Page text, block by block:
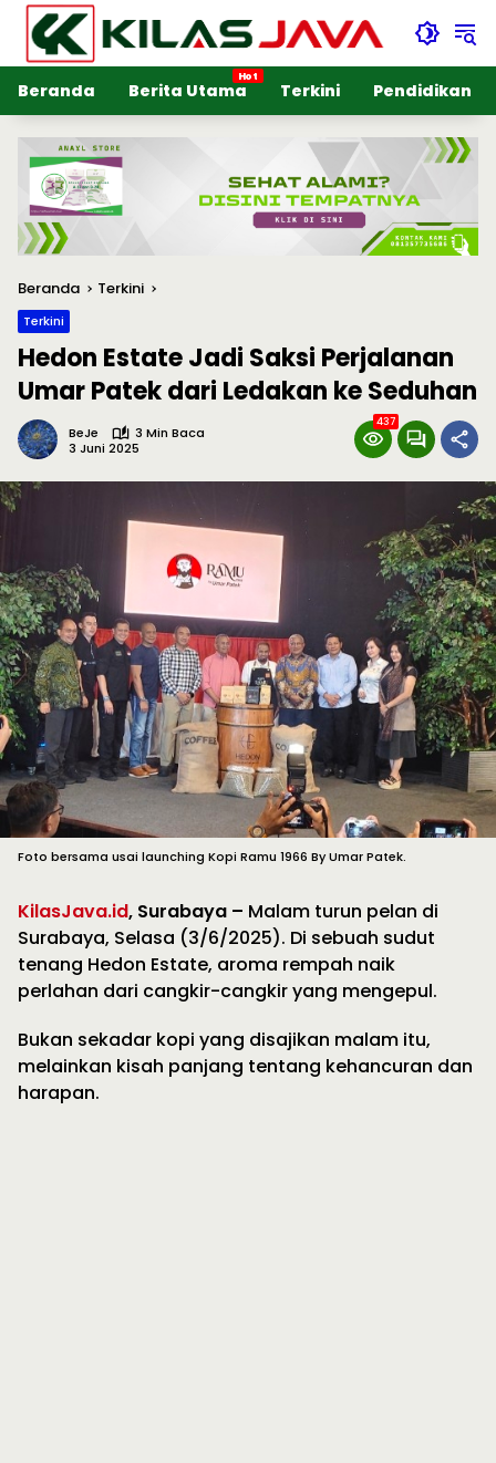
Langsung
konten
Beranda
Berita Utama Terkini Pendidikan
Beranda Terkini
Terkini
Hedon Estate Jadi Saksi Perjalanan
Umar Patek dari Ledakan ke Seduhan
BeJe
3 Min Baca
3 Juni 2025
437
Foto bersama usai launching Kopi Ramu 1966 By Umar Patek.
KilasJava.id, Surabaya – Malam turun pelan di
Surabaya, Selasa (3/6/2025). Di sebuah sudut
tenang Hedon Estate, aroma rempah naik
perlahan dari cangkir-cangkir yang mengepul.
Bukan sekadar kopi yang disajikan malam itu,
melainkan kisah panjang tentang kehancuran dan
harapan.